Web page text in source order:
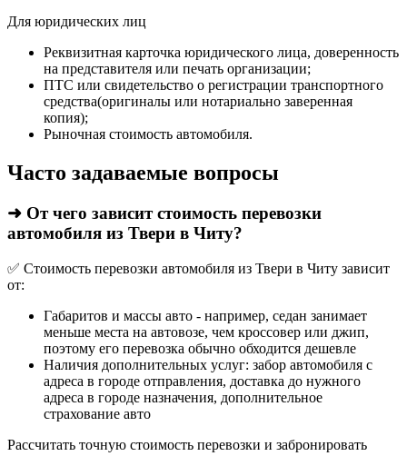
Для юридических лиц
Реквизитная карточка юридического лица, доверенность
на представителя или печать организации;
ПТС или свидетельство о регистрации транспортного
средства(оригиналы или нотариально заверенная
копия);
Рыночная стоимость автомобиля.
Часто задаваемые вопросы
➜ От чего зависит стоимость перевозки
автомобиля из Твери в Читу?
✅ Стоимость перевозки автомобиля из Твери в Читу зависит
от:
Габаритов и массы авто - например, седан занимает
меньше места на автовозе, чем кроссовер или джип,
поэтому его перевозка обычно обходится дешевле
Наличия дополнительных услуг: забор автомобиля с
адреса в городе отправления, доставка до нужного
адреса в городе назначения, дополнительное
страхование авто
Рассчитать точную стоимость перевозки и забронировать